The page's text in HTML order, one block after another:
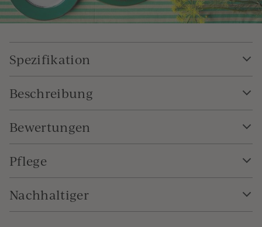
Spezifikation
Beschreibung
Bewertungen
Pflege
Nachhaltiger